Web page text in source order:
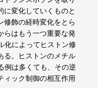
に変化していくものと
修飾の経時変化をとら
らはもう一つ重要な発
化によってヒストン修
る。ヒストンのメチル
例は多くても、その逆
ィック制御の相互作用